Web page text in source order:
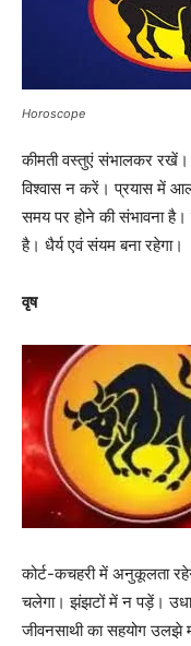
Horoscope
कीमती वस्तुएं संभालकर रखें।
विश्वास न करें। प्रयास में
समय पर होने की संभावना है।
है। धैर्य एवं संयम बना रहेगा।
वृष
कोर्ट-कचहरी में अनुकूलता
चलेगा। झंझटों में न पड़ें।
जीवनसाथी का सहयोग उलझे